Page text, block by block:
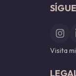
Visita